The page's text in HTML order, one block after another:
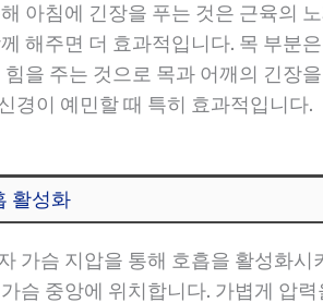
아침에 긴장을 푸는 것은 근육의
해주면 더 효과적입니다. 목 부분
을 주는 것으로 목과 어깨의 긴장
경이 예민할 때 특히 효과적입니다.
활성화
가슴 지압을 통해 호흡을 활성화
슴 중앙에 위치합니다. 가볍게 압